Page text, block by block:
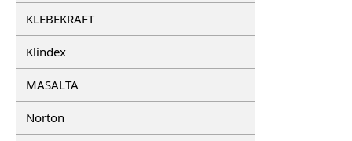
KLEBEKRAFT
Klindex
MASALTA
Norton